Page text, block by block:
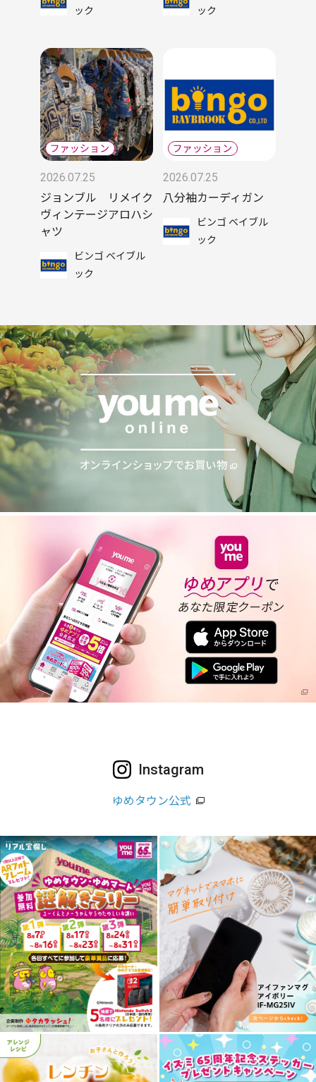
ック
ック
2026.07.25
ジョンブル リメイク
ヴィンテージアロハシ
ャツ
ビンゴ ベイブル
ック
2026.07.25
八分袖カーディガン
ビンゴ ベイブル
ック
Instagram
ゆめタウン公式